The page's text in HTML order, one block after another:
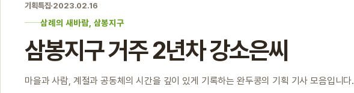
기획특집·2023.02.16
삼례의 새바람, 삼봉지구
삼봉지구 거주 2년차 강소은씨
마을과 사람, 계절과 공동체의 시간을 깊이 있게 기록하는 완두콩의 기획 기사 모음입니다.